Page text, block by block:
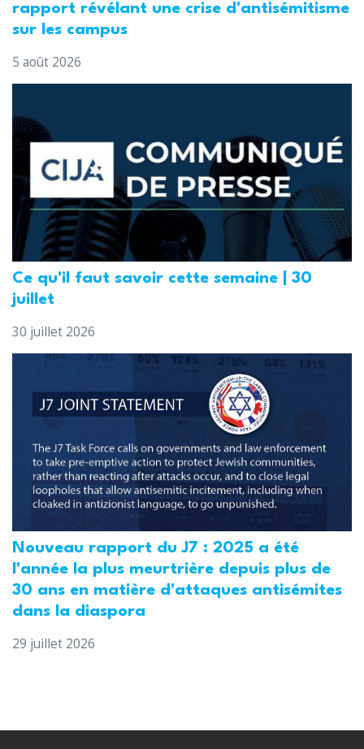
rapport révélant une crise d'antisémitisme
sur les campus
5 août 2026
Ce qu'il faut savoir cette semaine | 30
juillet
30 juillet 2026
Nouveau rapport du J7 : 2025 a été
l'année la plus meurtrière depuis plus de
30 ans en matière d'attaques antisémites
dans la diaspora
29 juillet 2026